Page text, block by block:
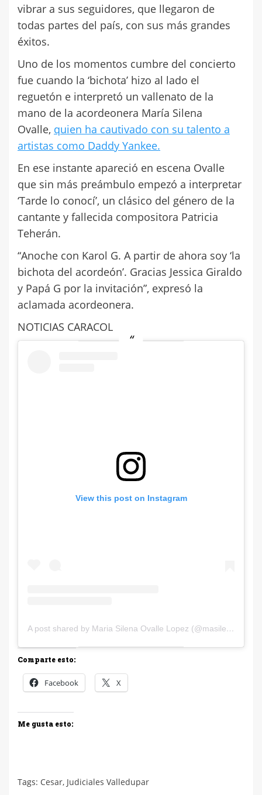
vibrar a sus seguidores, que llegaron de
todas partes del país, con sus más grandes
éxitos.
Uno de los momentos cumbre del concierto
fue cuando la ‘bichota’ hizo al lado el
reguetón e interpretó un vallenato de la
mano de la acordeonera María Silena
Ovalle, quien ha cautivado con su talento a
artistas como Daddy Yankee.
En ese instante apareció en escena Ovalle
que sin más preámbulo empezó a interpretar
‘Tarde lo conocí’, un clásico del género de la
cantante y fallecida compositora Patricia
Teherán.
“Anoche con Karol G. A partir de ahora soy ‘la
bichota del acordeón’. Gracias Jessica Giraldo
y Papá G por la invitación”, expresó la
aclamada acordeonera.
NOTICIAS CARACOL
View this post on Instagram
A post shared by Maria Silena Ovalle Lopez (@masilenaovalle)
Comparte esto:
Facebook X
Me gusta esto:
Tags: Cesar, Judiciales Valledupar